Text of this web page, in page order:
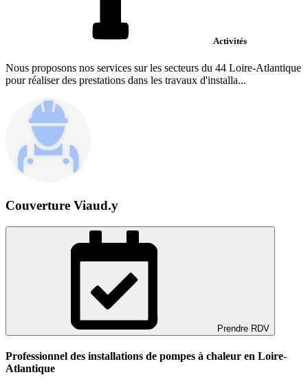
Activités
Nous proposons nos services sur les secteurs du 44 Loire-Atlantique
pour réaliser des prestations dans les travaux d'installa...
Couverture Viaud.y
Prendre RDV
Professionnel des installations de pompes à chaleur en Loire-
Atlantique